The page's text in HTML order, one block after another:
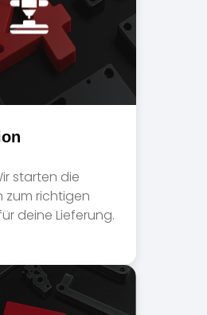
starten die
zum richtigen
deine Lieferung.